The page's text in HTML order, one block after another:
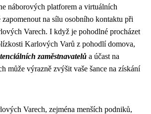
náborových platforem a virtuálních
zapomenout na sílu osobního kontaktu při
Varech. I když je pohodlné procházet
Karlových Varů z pohodlí domova,
zaměstnavatelů a účast na
může výrazně zvýšit vaše šance na získání
Varech, zejména menších podniků,